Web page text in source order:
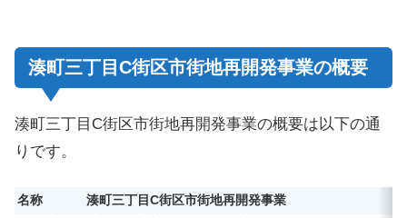
湊町三丁目C街区市街地再開発事業の概要
湊町三丁目C街区市街地再開発事業の概要は以下の通
りです。
名称
湊町三丁目C街区市街地再開発事業